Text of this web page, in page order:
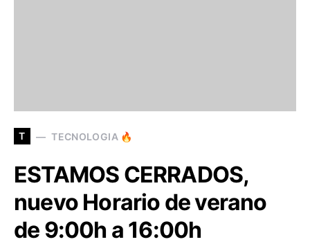
T TECNOLOGIA 🔥
ESTAMOS CERRADOS,
nuevo Horario de verano
de 9:00h a 16:00h